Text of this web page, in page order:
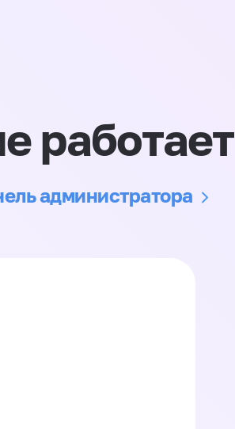
работает
администратора